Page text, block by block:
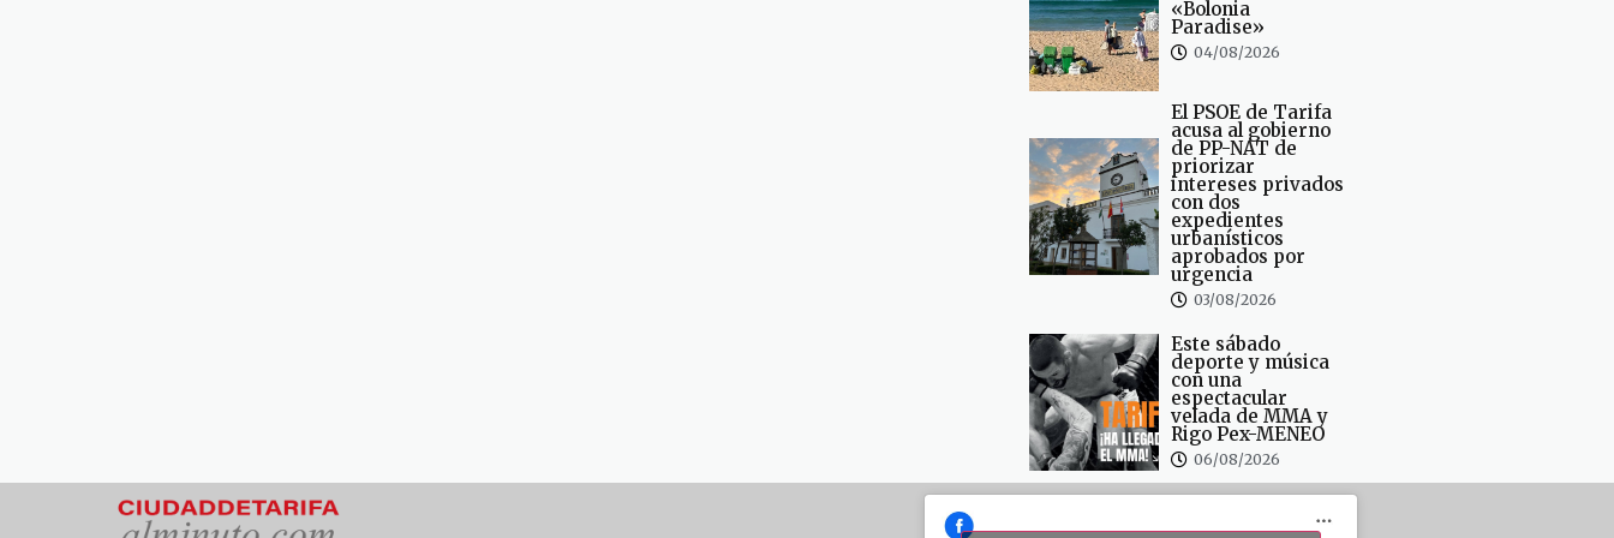
«Bolonia
Paradise»
04/08/2026
El PSOE de Tarifa
acusa al gobierno
de PP-NAT de
priorizar
intereses privados
con dos
expedientes
urbanísticos
aprobados por
urgencia
03/08/2026
Este sábado
deporte y música
con una
espectacular
velada de MMA y
Rigo Pex-MENEO
06/08/2026